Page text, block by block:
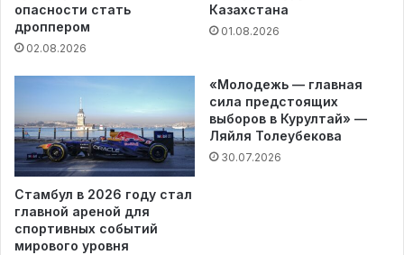
опасности стать
дроппером
02.08.2026
Казахстана
01.08.2026
Стамбул в 2026 году стал
главной ареной для
спортивных событий
мирового уровня
«Молодежь — главная
сила предстоящих
выборов в Курултай» —
Ляйля Толеубекова
30.07.2026